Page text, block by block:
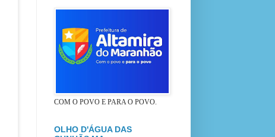
COM O POVO E PARA O POVO.
OLHO D'ÁGUA DAS